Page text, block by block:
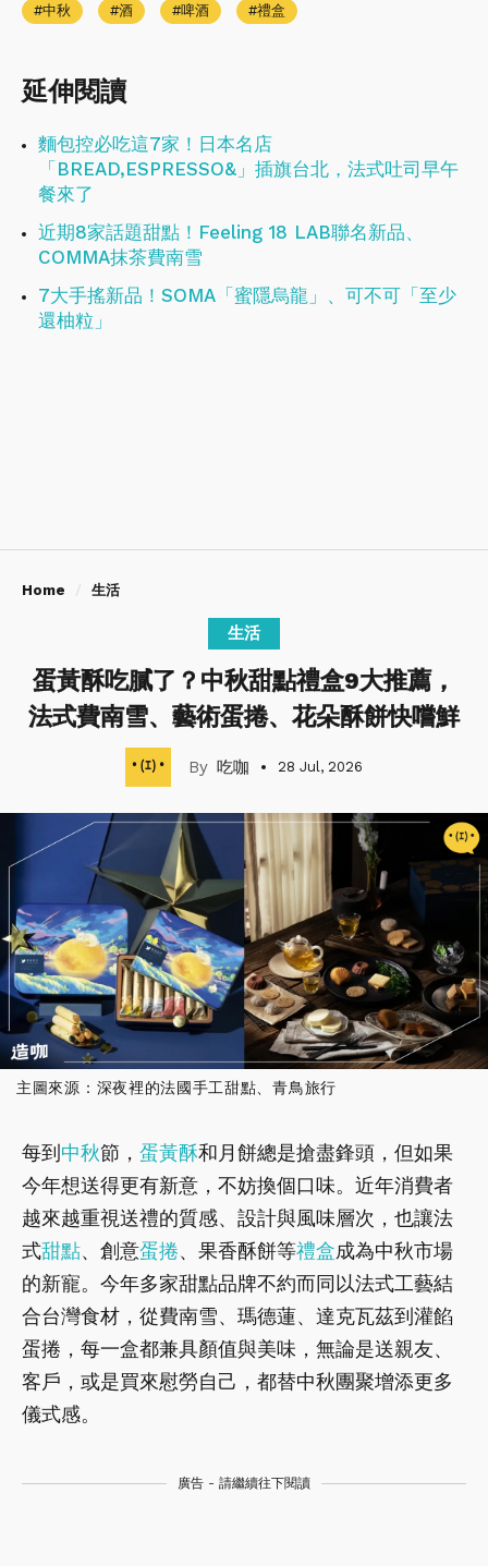
中秋 酒 啤酒 禮盒
延伸閱讀
麵包控必吃這7家！日本名店
「BREAD,ESPRESSO&」插旗台北，法式吐司早午
餐來了
近期8家話題甜點！Feeling 18 LAB聯名新品、
COMMA抹茶費南雪
7大手搖新品！SOMA「蜜隱烏龍」、可不可「至少
還柚粒」
Home 生活
生活
蛋黃酥吃膩了？中秋甜點禮盒9大推薦，
法式費南雪、藝術蛋捲、花朵酥餅快嚐鮮
吃咖 28 Jul, 2026
主圖來源：深夜裡的法國手工甜點、青鳥旅行
每到中秋節， 蛋黃酥和月餅總是搶盡鋒頭，但如果
今年想送得更有新意，不妨換個口味。近年消費者
越來越重視送禮的質感、設計與風味層次，也讓法
式甜點、創意蛋捲、果香酥餅等禮盒成為中秋市場
的新寵。今年多家甜點品牌不約而同以法式工藝結
合台灣食材，從費南雪、瑪德蓮、達克瓦茲到灌餡
蛋捲，每一盒都兼具顏值與美味，無論是送親友、
客戶，或是買來慰勞自己，都替中秋團聚增添更多
儀式感。
廣告 - 請繼續往下閱讀